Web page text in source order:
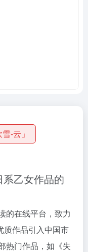
雪-云」
乙女作品的
的在线平台，致力
质作品引入中国市
热门作品，如《失